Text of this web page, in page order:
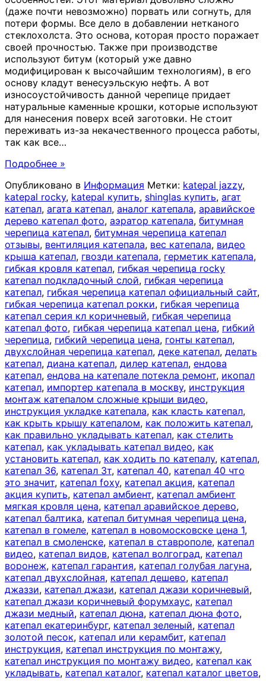
(даже почти невозможно) порвать или согнуть, для
потери формы. Все дело в добавлении нетканого
стеклохолста. Это основа, которая просто поражает
своей прочностью. Также при производстве
используют битум (который уже давно
модифицирован к высочайшим технологиям), в его
основу кладут венесуэльскую нефть. А вот
износоустойчивость данной черепице придает
натуральные каменные крошки, которые используют
для нанесения поверх всей заготовки. Не стоит
переживать из-за некачественного процесса работы,
так как все…
Подробнее »
Опубликовано в Информация Метки: katepal jazzy,
katepal rocky, katepal купить, shinglas купить, агат
катепал, агата катепал, аналог катепала, аравийское
дерево катепал фото, аэратор катепала, битумная
черепица катепал, битумная черепица катепал
отзывы, вентиляция катепала, вес катепала, видео
крыша катепал, гвозди катепала, герметик катепала,
гибкая кровля катепал, гибкая черепица rocky
катепал подкладочный слой, гибкая черепица
катепал, гибкая черепица катепал официальный сайт,
гибкая черепица катепал рокки, гибкая черепица
катепал серия кл коричневый, гибкая черепица
катепал фото, гибкая черепица катепал цена, гибкий
черепица, гибкий черепица цена, гонты катепал,
двухслойная черепица катепал, деке катепал, делать
катепал, диана катепал, дилер катепал, ендова
катепал, ендова на катепале потекла ремонт, икопал
катепал, импортер катепала в москву, инструкция
монтаж катепалом сложные крыши видео,
инструкция укладке катепала, как класть катепал,
как крыть крышу катепалом, как положить катепал,
как правильно укладывать катепал, как стелить
катепал, как укладывать катепал видео, как
установить катепал, как ходить по катепалу, катепал,
катепал 36, катепал 3т, катепал 40, катепал 40 что
это значит, катепал foxy, катепал акция, катепал
акция купить, катепал амбиент, катепал амбиент
мягкая кровля цена, катепал аравийское дерево,
катепал балтика, катепал битумная черепица цена,
катепал в гомеле, катепал в новомосковске цена 1,
катепал в смоленске, катепал в ставрополе, катепал
видео, катепал видов, катепал волгоград, катепал
воронеж, катепал гарантия, катепал голубая лагуна,
катепал двухслойная, катепал дешево, катепал
джаззи, катепал джази, катепал джази коричневый,
катепал джази коричневый форумхаус, катепал
джази медный, катепал дюна, катепал дюна фото,
катепал екатеринбург, катепал зеленый, катепал
золотой песок, катепал или керамбит, катепал
инструкция, катепал инструкция по монтажу,
катепал инструкция по монтажу видео, катепал как
укладывать, катепал каталог, катепал каталог цветов,